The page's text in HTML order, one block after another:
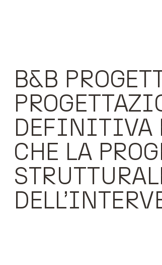
B&B
DEFINITIVA
CHE LA